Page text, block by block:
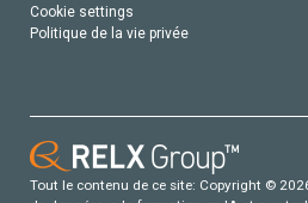
Cookie settings
Politique de la vie privée
Tout le contenu de ce site: Copyright ©